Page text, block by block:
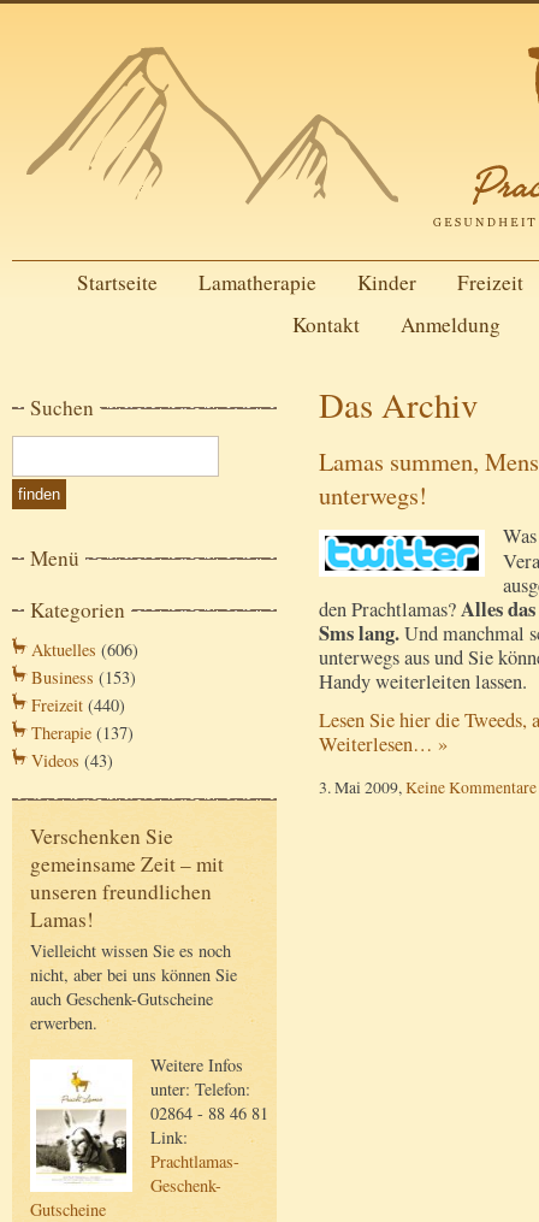
Startseite Lamatherapie Kinder
Freizeit
Kontakt
Anmeldung
Suchen
Menü
Kategorien
Aktuelles (606)
Business (153)
Freizeit (440)
Therapie (137)
Videos (43)
Verschenken Sie
gemeinsame Zeit – mit
unseren freundlichen
Lamas!
Vielleicht wissen Sie es noch
nicht, aber bei uns können Sie
auch Geschenk-Gutscheine
erwerben.
Weitere Infos
unter: Telefon:
02864 - 88 46 81
Link:
Prachtlamas-
Geschenk-
Gutscheine
Das Archiv
Lamas summen,
unterwegs!
den Prachtlamas?Alles
Sms lang.Und manchmal
unterwegs aus und Sie
Handy weiterleiten lassen.
Lesen Sie hier die
Weiterlesen… »
3. Mai 2009, Keine Kommentare